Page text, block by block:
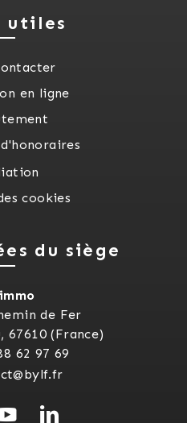
utiles
en ligne
cookies
du siège
de Fer
67610 (France)
62 97 69